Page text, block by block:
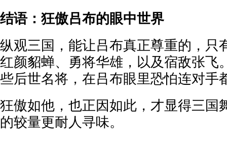
结语：狂傲吕布的眼中世界
纵观三国，能让吕布真正尊重的，只
红颜貂蝉、勇将华雄，以及宿敌张飞
些后世名将，在吕布眼里恐怕连对手
狂傲如他，也正因如此，才显得三国
的较量更耐人寻味。